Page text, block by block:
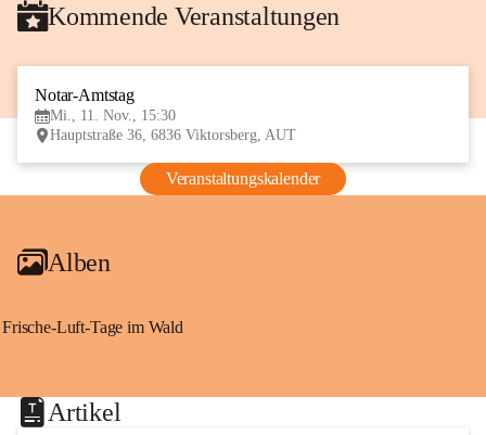
Kommende Veranstaltungen
Notar-Amtstag
Mi., 11. Nov., 15:30
Hauptstraße 36, 6836 Viktorsberg, AUT
Veranstaltungskalender
Alben
Frische-Luft-Tage im Wald
Artikel